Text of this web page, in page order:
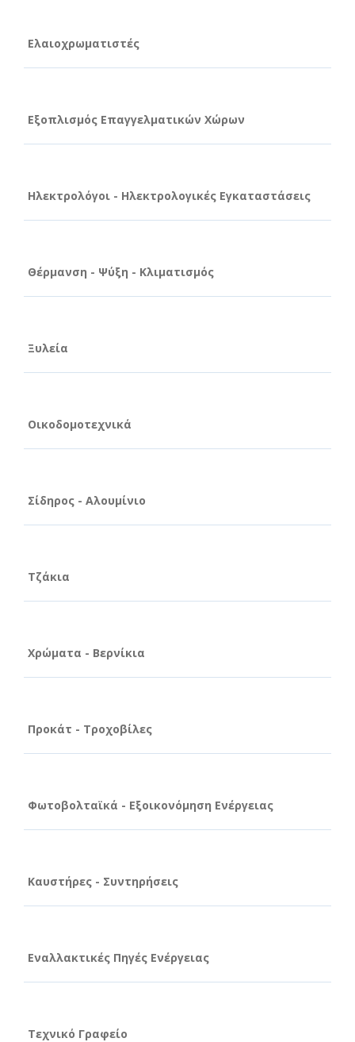
Ελαιοχρωματιστές
Εξοπλισμός Επαγγελματικών Χώρων
Ηλεκτρολόγοι - Ηλεκτρολογικές Εγκαταστάσεις
Θέρμανση - Ψύξη - Κλιματισμός
Ξυλεία
Οικοδομοτεχνικά
Σίδηρος - Αλουμίνιο
Τζάκια
Χρώματα - Βερνίκια
Προκάτ - Τροχοβίλες
Φωτοβολταϊκά - Εξοικονόμηση Ενέργειας
Καυστήρες - Συντηρήσεις
Εναλλακτικές Πηγές Ενέργειας
Τεχνικό Γραφείο